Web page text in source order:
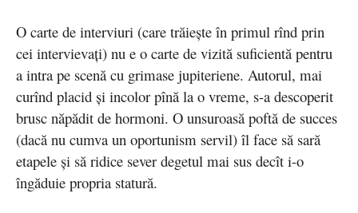
O carte de interviuri (care trăieşte în primul rînd prin
cei intervievaţi) nu e o carte de vizită suficientă pentru
a intra pe scenă cu grimase jupiteriene. Autorul, mai
curînd placid şi incolor pînă la o vreme, s-a descoperit
brusc năpădit de hormoni. O unsuroasă poftă de succes
(dacă nu cumva un oportunism servil) îl face să sară
etapele şi să ridice sever degetul mai sus decît i-o
îngăduie propria statură.